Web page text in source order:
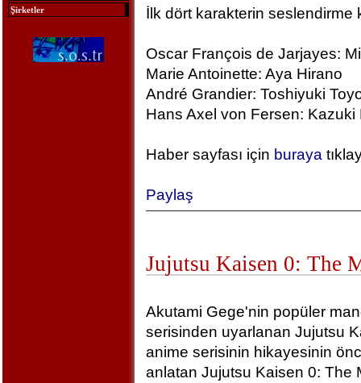
Şirketler
İlk dört karakterin seslendirme
Oscar François de Jarjayes:
Marie Antoinette: Aya Hirano
André Grandier: Toshiyuki
Hans Axel von Fersen: Kazuki
Haber sayfası için buraya
Paylaş
Jujutsu Kaisen 0: The
Akutami Gege'nin popüler
serisinden uyarlanan Jujutsu
anime serisinin hikayesinin
anlatan Jujutsu Kaisen 0: The